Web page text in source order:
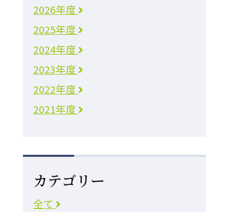
2026年度
2025年度
2024年度
2023年度
2022年度
2021年度
カテゴリー
全て